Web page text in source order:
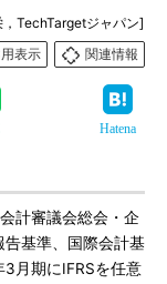
，TechTargetジャパン]
表示
関連情報
Hatena
計審議会総会・企
告基準、国際会計基
月期にIFRSを任意